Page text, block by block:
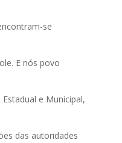
se
E nós povo
e Municipal,
das autoridades